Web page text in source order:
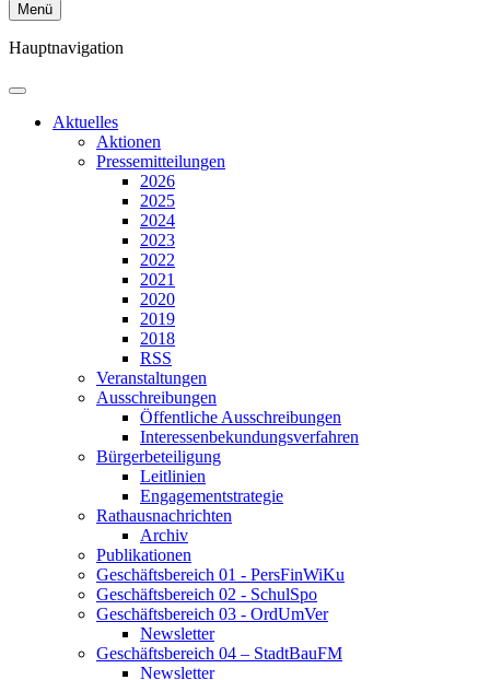
Menü
Hauptnavigation
Aktuelles
Aktionen
Presse­mitteilungen
2026
2025
2024
2023
2022
2021
2020
2019
2018
RSS
Veranstaltungen
Ausschreibungen
Öffentliche Ausschreibungen
Interessen­bekundungs­verfahren
Bürger­beteiligung
Leitlinien
Engagement­strategie
Rathaus­nachrichten
Archiv
Publikationen
Geschäftsbereich 01 - PersFinWiKu
Geschäftsbereich 02 - SchulSpo
Geschäftsbereich 03 - OrdUmVer
Newsletter
Geschäftsbereich 04 – StadtBauFM
Newsletter